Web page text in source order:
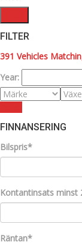
FILTER
391 Vehicles
Year:
FINNANSERING
Bilspris*
Kontantinsats minst
Räntan*